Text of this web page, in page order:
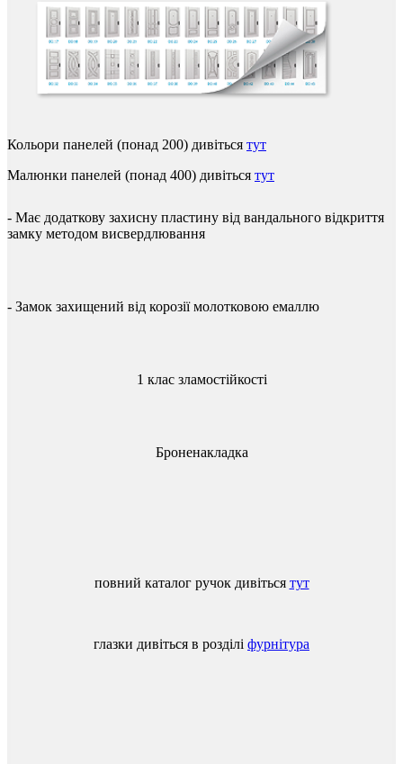
Кольори панелей (понад 200) дивіться тут
Малюнки панелей (понад 400) дивіться тут
- Має додаткову захисну пластину від вандального відкриття
замку методом висвердлювання
- Замок захищений від корозії молотковою емаллю
1 клас зламостійкості
Броненакладка
повний каталог ручок дивіться тут
глазки дивіться в розділі фурнітура